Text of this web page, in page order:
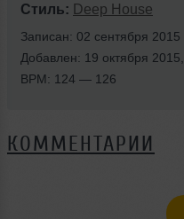
Стиль: Deep House
Записан: 02 сентября 2015
Добавлен: 19 октября
BPM: 124 — 126
КОММЕНТАРИИ